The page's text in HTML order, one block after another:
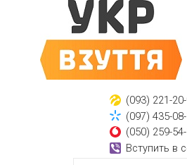
(093) 221-20-
(097) 435-
(050) 259-
Вступить в